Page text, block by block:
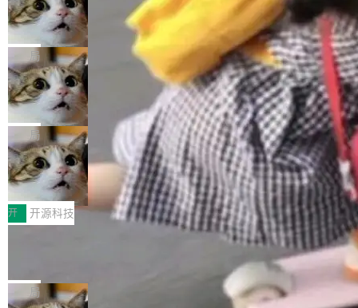
nt智能测试系统入选AI测试领域代表产品。对CI
O而言，这提示了一个转变：AI测试正在从效率
工具升级为企业的质量基础设施。 CIO面对的新
现实 过去两年，CIO们的焦虑清单上多了两项：
一是如何让大模型和智能体应用安全地从PoC走
向生产，二是如何让测试团队跟得上AI应用...
（sum type）。但他说清楚了一件事：这不是类
型系统的学术体操，是日常编码的思维方式。 文
章从一个简单的例子切入。一个网站的深色主题
设置，如果用布尔值 + 可空字段来表示——bool
ean 表示是否可切换，nullable 的默认模式、浅
色方案、深色方案——会产生大量无意义的组
合。方案缺了、配置冲突了、全 null 了。要知道
哪些组合有效，作者说，你得靠"文档、校验、或
者部落知识"。 换个写法。Rust 的 enum，两个
变体：Switchable...
Cloudflare 开源内部企业 AI 平台 Clou
dflare OS
Cloudflare 发布了一个开源项目 Cloudflare O
S。如果你只看官方博客，你会觉得这是又一
个"AI 知识库 + 聊天机器人"——每个大厂都在
做，没什么新鲜的。 但 Kenton Varda 在 Twitte
r 上把事情说清楚了： 今天我们发布了 Cloudfla
re OS，一个带连接器的聊天机器人，跟其他所
有科技公司做的一样。只不过，实际上它不一
样。这是 Sandstorm.io 的重制版，我十年前的
那个创业公司。不同的是，这次它构建在 Cloudf
lare Workers 上——我花了九年时间搭建的平台
——并且深度集成了 AI。这基本上是我十年秘密
局
Deno 团队开源 Celld，可自托管的分
布式 Durable Objects
Ryan Dahl 领导的 Deno 团队推出了最新开源项
目 Celld，一个能在自己机器上运行 Cloudflare
Workers 和 Durable Objects 的守护进程。 设
计思路很直接：每个对象是一个独立的 SQLite
数据库，按名称寻址，复制到你自己的 S3 兼容
存储库里。节点之间只通过这个存储库协调——
没有控制平面，没有共识协议。每个对象自带一
个小型数据库，应用天然按分片构建，单个数据
库的竞争和爆炸半径问题在设计层面就被消除
了。 闲置的 cell 会休眠到几乎不占资源。当 cel
l 迁移或唤醒时，新宿主从 S3 恢复 SQLite 数据
局
鲁大师7月新机性能/流畅/AI榜：vivo夺
性能、流畅双第一，三星Galaxy Z系列
新折叠缺席
2026年7月的手机市场，由于存储等硬件成本暴
增，手机厂商的日子也不好过啊，新机速度明显
放缓，因此硝烟味淡了许多。新机参数规格除开
高价的三星折叠（三星Galaxy Z Fold8 Ultra / Z
Fold8 / Z Flip8）外，其余要么是中低端机器，
例如iQOO Z11i、REDMI Note 17、REDMI No
开 开源科技
Zed 编辑器团队发布了新项目——DeltaDB，一
个在 git commit 之间记录每一次编辑操作的版
局